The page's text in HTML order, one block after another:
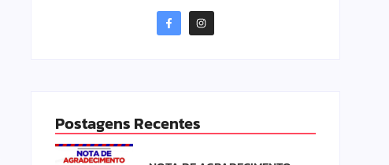
Postagens Recentes